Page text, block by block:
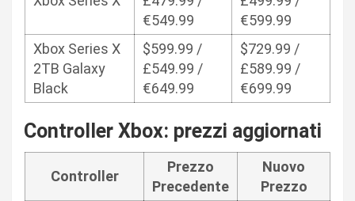
€549.99
€599.99
Xbox Series X
2TB Galaxy
Black
$599.99 /
£549.99 /
€649.99
$729.99 /
£589.99 /
€699.99
Controller Xbox: prezzi aggiornati
Controller
Prezzo
Precedente
Nuovo
Prezzo